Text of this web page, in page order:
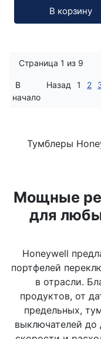
В корзину
Страница 1 из 9
В
начало
Назад 1 2
Тумблеры
Мощные
для
Honeywell
портфелей
в отрасли.
продуктов, от
предельных,
выключателей до